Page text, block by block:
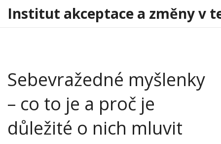
Institut akceptace a změny v
Sebevražedné myšlenky
– co to je a proč je
důležité o nich mluvit